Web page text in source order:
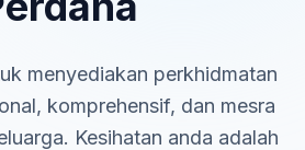
menyediakan perkhidmatan
komprehensif, dan mesra
Kesihatan anda adalah